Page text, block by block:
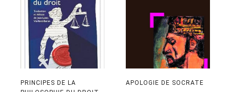
PRINCIPES DE LA
APOLOGIE DE SOCRATE